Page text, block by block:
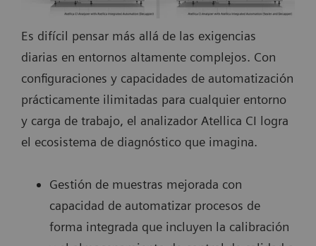
Es difícil pensar más allá de las exigencias
diarias en entornos altamente complejos. Con
configuraciones y capacidades de automatización
prácticamente ilimitadas para cualquier entorno
y carga de trabajo, el analizador Atellica CI logra
el ecosistema de diagnóstico que imagina.
Gestión de muestras mejorada con
capacidad de automatizar procesos de
forma integrada que incluyen la calibración